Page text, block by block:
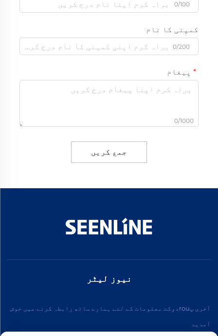
0/100
کمپنی کا نام
0/200
پیغام
0/1000
جمع کریں
نیوز لیٹر
آخری پrouدوکٹ معلومات کے لئے ہمارے ساتھ رابطہ کرنے میں خوش
آمدید